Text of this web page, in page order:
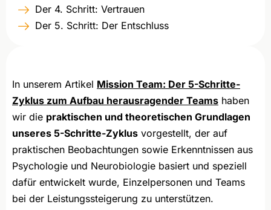
In unserem Artikel Mission Team: Der 5-Schritte-
Zyklus zum Aufbau herausragender Teams haben
wir die praktischen und theoretischen Grundlagen
unseres 5-Schritte-Zyklus vorgestellt, der auf
praktischen Beobachtungen sowie Erkenntnissen aus
Psychologie und Neurobiologie basiert und speziell
dafür entwickelt wurde, Einzelpersonen und Teams
bei der Leistungssteigerung zu unterstützen.
Der 4. Schritt: Vertrauen
Der 5. Schritt: Der Entschluss